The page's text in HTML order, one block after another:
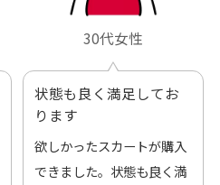
30代女性
状態も良く満足してお
ります
欲しかったスカートが購入
できました。状態も良く満